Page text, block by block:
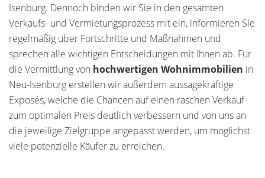
Isenburg. Dennoch binden wir Sie in den gesamten
Verkaufs- und Vermietungsprozess mit ein, informieren Sie
regelmäßig über Fortschritte und Maßnahmen und
sprechen alle wichtigen Entscheidungen mit Ihnen ab. Für
die Vermittlung von hochwertigen Wohnimmobilien in
Neu-Isenburg erstellen wir außerdem aussagekräftige
Exposés, welche die Chancen auf einen raschen Verkauf
zum optimalen Preis deutlich verbessern und von uns an
die jeweilige Zielgruppe angepasst werden, um möglichst
viele potenzielle Käufer zu erreichen.